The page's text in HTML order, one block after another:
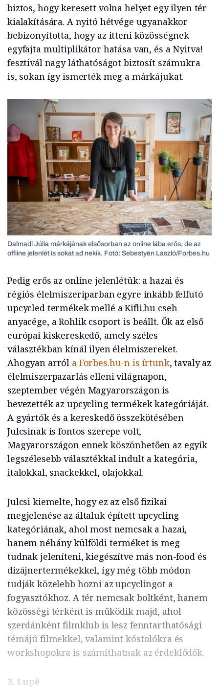
biztos, hogy keresett volna helyet egy ilyen tér
kialakítására. A nyitó hétvége ugyanakkor
bebizonyította, hogy az itteni közösségnek
egyfajta multiplikátor hatása van, és a Nyitva!
fesztivál nagy láthatóságot biztosít számukra
is, sokan így ismerték meg a márkájukat.
Dalmadi Júlia márkájának elsősorban az online lába erős, de az
offline jelenlét is sokat ad nekik. Fotó: Sebestyén László/Forbes.hu
Pedig erős az online jelenlétük: a hazai és
régiós élelmiszeriparban egyre inkább felfutó
upcycled termékek mellé a Kifli.hu cseh
anyacége, a Rohlik csoport is beállt. Ők az első
európai kiskereskedő, amely széles
választékban kínál ilyen élelmiszereket.
Ahogyan arról a Forbes.hu-n is írtunk, tavaly az
élelmiszerpazarlás elleni világnapon,
szeptember végén Magyarországon is
bevezették az upcycling termékek kategóriáját.
A gyártók és a kereskedő összekötésében
Julcsinak is fontos szerepe volt,
Magyarországon ennek köszönhetően az egyik
legszélesebb választékkal indult a kategória,
italokkal, snackekkel, olajokkal.
Julcsi kiemelte, hogy ez az első fizikai
megjelenése az általuk épített upcycling
kategóriának, ahol most nemcsak a hazai,
hanem néhány külföldi terméket is meg
tudnak jeleníteni, kiegészítve más non-food és
dizájnertermékekkel, így még több módon
tudják közelebb hozni az upcyclingot a
fogyasztókhoz. A tér nemcsak boltként, hanem
közösségi térként is működik majd, ahol
szerdánként filmklub is lesz fenntarthatósági
témájú filmekkel, valamint kóstolókra és
workshopokra is számíthatnak az érdeklődők.
3. Lupé